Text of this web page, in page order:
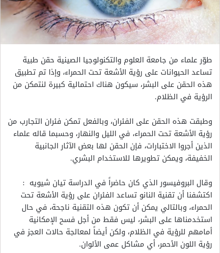
طوّر علماء من جامعة العلوم والتكنولوجيا الصينية حقن طبية
تساعد الحيوانات على رؤية الأشعة تحت الحمراء، وإذا تم تطبيق
هذه الحقن على البشر، سيكون هناك احتمالية كبيرة لنتمكن من
الرؤية في الظلام.
وطبقت هذه الحقن على الفئران، وبالفعل تمكن فئران التجارب من
رؤية الأشعة تحت الحمراء، في الليل والنهار، وحسبما قاله علماء
الذين أجروا الاختبارات، فإن الحقن لها بعض الآثار الجانبية
الخفيفة، ويمكن تطويرها للاستخدام البشري.
وقال البروفيسور الذي كان حاضراً في الدراسة تيان شيويه :
اكتشفنا أن تقنية النانو تساعد الفئران على رؤية الأشعة تحت
الحمراء، وبالتالي يمكن أن تكون هذه التقنية ناجحة، في حال
استخدمناها على البشر، ليس فقط من أجل فسح الإمكانية
أمامهم للرؤية في الظلام، ولكن أيضاً لمعالجة حالات العجز في
رؤية اللون الأحمر، أي مشاكل عمى الألوان.